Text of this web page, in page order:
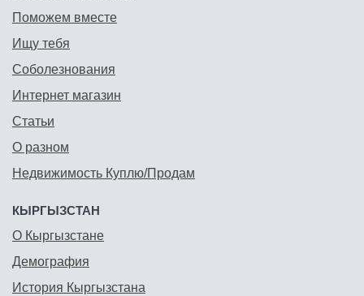
Поможем вместе
Ищу тебя
Соболезнования
Интернет магазин
Статьи
О разном
Недвижимость Куплю/Продам
КЫРГЫЗСТАН
О Кыргызстане
Демография
История Кыргызстана